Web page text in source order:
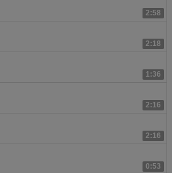
2:58
2:18
1:36
2:16
2:16
0:53